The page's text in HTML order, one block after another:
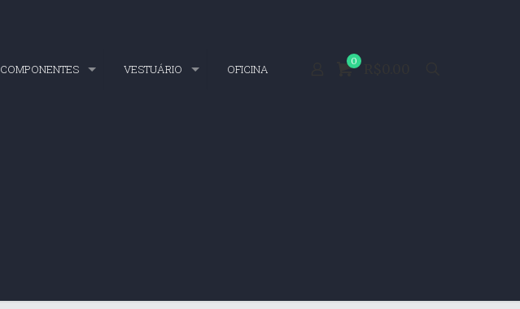
COMPONENTES VESTUÁRIO OFICINA
0